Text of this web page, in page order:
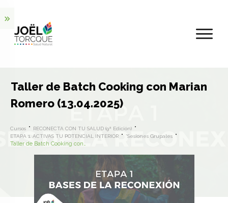
Taller de Batch Cooking con Marian
Romero (13.04.2025)
Cursos
RECONECTA CON TU SALUD (9ª Edición)
ETAPA 1. ACTIVAS TU POTENCIAL INTERIOR
*Sesiones Grupales
Taller de Batch Cooking con Marian Romero (13.04.2025)